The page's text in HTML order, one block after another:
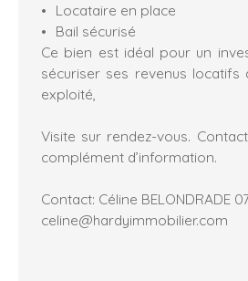
Locataire en place
Bail sécurisé
Ce bien est idéal pour un
sécuriser ses revenus locatifs
exploité,
Visite sur rendez-vous.
complément d’information.
Contact: Céline BELONDRADE
celine@hardyimmobilier.com